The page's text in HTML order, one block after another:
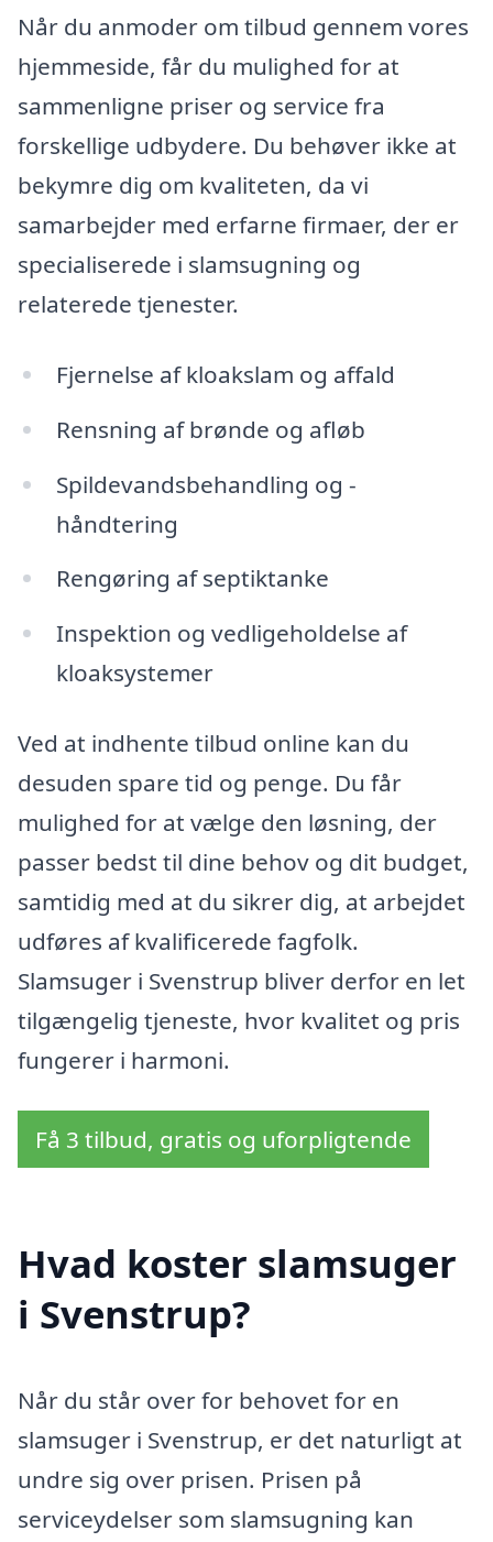
Når du anmoder om tilbud gennem vores
hjemmeside, får du mulighed for at
sammenligne priser og service fra
forskellige udbydere. Du behøver ikke at
bekymre dig om kvaliteten, da vi
samarbejder med erfarne firmaer, der er
specialiserede i slamsugning og
relaterede tjenester.
Fjernelse af kloakslam og affald
Rensning af brønde og afløb
Spildevandsbehandling og -
håndtering
Rengøring af septiktanke
Inspektion og vedligeholdelse af
kloaksystemer
Ved at indhente tilbud online kan du
desuden spare tid og penge. Du får
mulighed for at vælge den løsning, der
passer bedst til dine behov og dit budget,
samtidig med at du sikrer dig, at arbejdet
udføres af kvalificerede fagfolk.
Slamsuger i Svenstrup bliver derfor en let
tilgængelig tjeneste, hvor kvalitet og pris
fungerer i harmoni.
Få 3 tilbud, gratis og uforpligtende
Hvad koster slamsuger
i Svenstrup?
Når du står over for behovet for en
slamsuger i Svenstrup, er det naturligt at
undre sig over prisen. Prisen på
serviceydelser som slamsugning kan